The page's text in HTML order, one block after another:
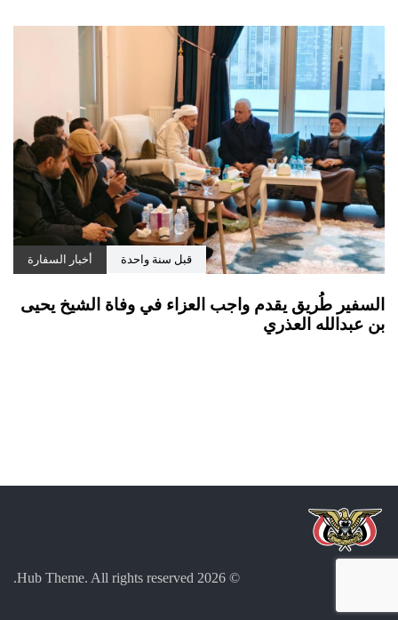
قبل سنة واحدة أخبار السفارة
السفير طُريق يقدم واجب العزاء في وفاة الشيخ يحيى
بن عبدالله العذري
© 2026 Hub Theme. All rights reserved.